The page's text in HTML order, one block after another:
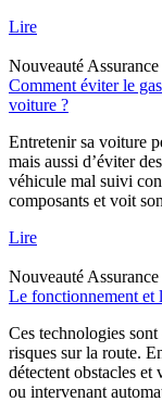
Lire
Nouveauté
Comment éviter le
voiture ?
Entretenir sa voiture
mais aussi d’éviter
véhicule mal suivi
composants et voit
Lire
Nouveauté
Le fonctionnement et
Ces technologies
risques sur la route.
détectent obstacles
ou intervenant